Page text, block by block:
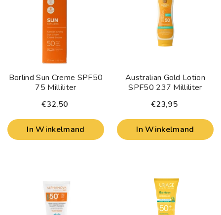
Borlind Sun Creme SPF50
75 Milliliter
€32,50
In Winkelmand
Australian Gold Lotion
SPF50 237 Milliliter
€23,95
In Winkelmand